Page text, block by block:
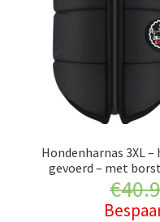
Hondenharnas 3XL
gevoerd – met
€